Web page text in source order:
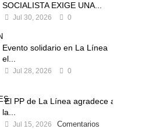
SOCIALISTA EXIGE UNA...
Jul 30, 2026 0
Evento solidario en La Línea
el...
Jul 28, 2026 0
El PP de La Línea agradece a
la...
Jul 15, 2026
Comentarios